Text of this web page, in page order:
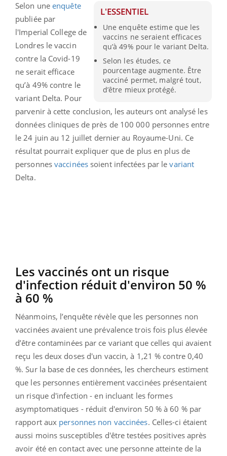
L'ESSENTIEL
Une enquête estime que les
vaccins ne seraient efficaces
qu’à 49% pour le variant Delta.
Selon les études, ce
pourcentage augmente. Être
vacciné permet, malgré tout,
d’être mieux protégé.
Selon une enquête
publiéepar
l'Imperial Collegede
Londres le vaccin
contre la Covid-19
ne serait efficace
qu’à 49% contre le
variant Delta. Pour
parvenir à cette conclusion, les auteurs ont analysé les
données cliniques de près de 100 000 personnes entre
le 24 juin au 12 juillet dernier au Royaume-Uni. Ce
résultat pourrait expliquer que de plus en plus de
personnes vaccinéessoient infectées par levariant
Delta.
Les vaccinés ont un risque
d'infection réduit d'environ 50 %
à 60 %
Néanmoins, l’enquête révèle que les personnes non
vaccinées avaient une prévalence trois fois plus élevée
d’être contaminées par ce variant que celles qui avaient
reçu les deux doses d'un vaccin, à 1,21 % contre 0,40
%. Sur la base de ces données, les chercheurs estiment
que les personnes entièrement vaccinées présentaient
un risque d'infection - en incluant les formes
asymptomatiques - réduit d'environ 50 % à 60 % par
rapport aux personnes non vaccinées. Celles-ci étaient
aussi moins susceptibles d'être testées positives après
avoir été en contact avec une personne atteinte de la